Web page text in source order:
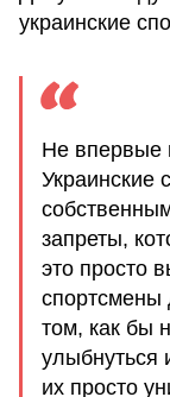
украинские
Не впервые
Украинские
запреты,
это просто
спортсмены
том, как бы
улыбнуться
их просто